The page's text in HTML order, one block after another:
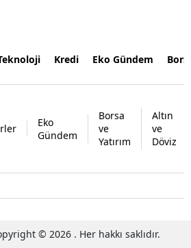
Kredi Eko Gündem
Eko
Gündem
Borsa
ve
Yatırım
Altın
ve
Döviz
© 2026 . Her hakkı saklıdır.